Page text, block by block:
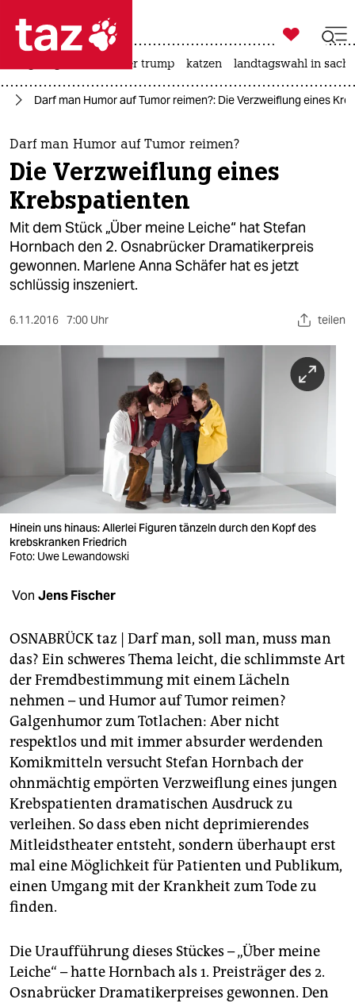
 taz zahl ich
taz zahl ich
themen
politik
öko
gesellschaft
kultur
sport
verlag
veranstaltungen
shop
fragen & hilfe
abo
genossenschaft
epaper login

taz zahl ich
usa unter trump katzen landtagswahl in
Darf man Humor auf Tumor reimen?: Die Verzweiflung eines
Darf man Humor auf Tumor reimen?
Die Verzweiflung eines
Krebspatienten
Mit dem Stück „Über meine Leiche“ hat Stefan
Hornbach den 2. Osnabrücker Dramatikerpreis
gewonnen. Marlene Anna Schäfer hat es jetzt
schlüssig inszeniert.
6.11.2016 7:00 Uhr teilen
Hinein uns hinaus: Allerlei Figuren tänzeln durch den Kopf des
krebskranken Friedrich
Foto: Uwe Lewandowski
Von Jens Fischer
OSNABRÜCK taz | Darf man, soll man, muss man
das? Ein schweres Thema leicht, die schlimmste Art
der Fremdbestimmung mit einem Lächeln
nehmen – und Humor auf Tumor reimen?
Galgenhumor zum Totlachen: Aber nicht
respektlos und mit immer absurder werdenden
Komikmitteln versucht Stefan Hornbach der
ohnmächtig empörten Verzweiflung eines jungen
Krebspatienten dramatischen Ausdruck zu
verleihen. So dass eben nicht deprimierendes
Mitleidstheater entsteht, sondern überhaupt erst
mal eine Möglichkeit für Patienten und Publikum,
einen Umgang mit der Krankheit zum Tode zu
finden.
Die Uraufführung dieses Stückes – „Über meine
Leiche“ – hatte Hornbach als 1. Preisträger des 2.
Osnabrücker Dramatikerpreises gewonnen. Den